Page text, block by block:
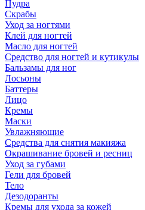
Пудра
Скрабы
Уход за ногтями
Клей для ногтей
Масло для ногтей
Средство для ногтей и кутикулы
Бальзамы для ног
Лосьоны
Баттеры
Лицо
Кремы
Маски
Увлажняющие
Средства для снятия макияжа
Окрашивание бровей и ресниц
Уход за губами
Гели для бровей
Тело
Дезодоранты
Кремы для ухода за кожей